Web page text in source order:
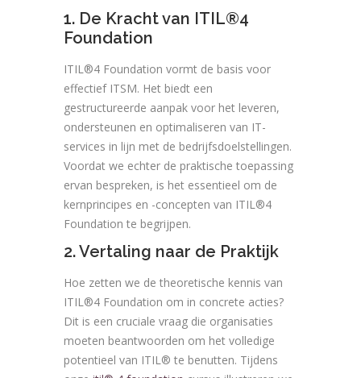
1. De Kracht van ITIL®4
Foundation
ITIL®4 Foundation vormt de basis voor
effectief ITSM. Het biedt een
gestructureerde aanpak voor het leveren,
ondersteunen en optimaliseren van IT-
services in lijn met de bedrijfsdoelstellingen.
Voordat we echter de praktische toepassing
ervan bespreken, is het essentieel om de
kernprincipes en -concepten van ITIL®4
Foundation te begrijpen.
2. Vertaling naar de Praktijk
Hoe zetten we de theoretische kennis van
ITIL®4 Foundation om in concrete acties?
Dit is een cruciale vraag die organisaties
moeten beantwoorden om het volledige
potentieel van ITIL® te benutten. Tijdens